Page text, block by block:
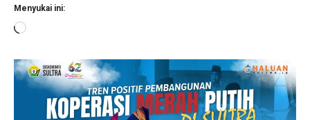
Menyukai ini:
Memuat...